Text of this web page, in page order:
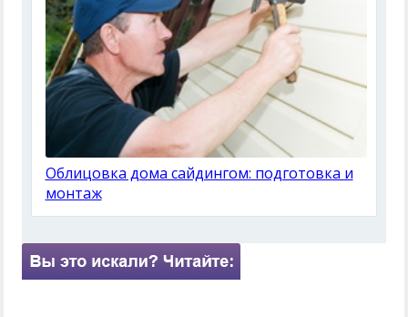
Облицовка дома сайдингом: подготовка и
монтаж